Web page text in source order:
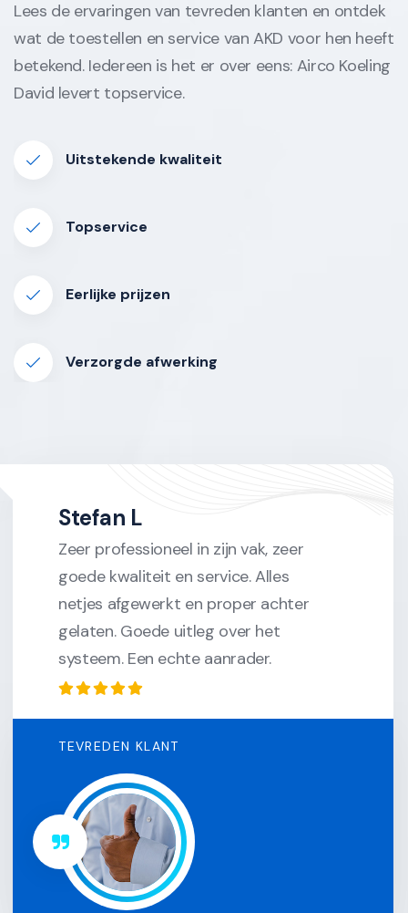
Lees de ervaringen van tevreden klanten en ontdek
wat de toestellen en service van AKD voor hen heeft
betekend. Iedereen is het er over eens: Airco Koeling
David levert topservice.
Uitstekende kwaliteit
Topservice
Eerlijke prijzen
Verzorgde afwerking
Stefan L
Zeer professioneel in zijn vak, zeer
goede kwaliteit en service. Alles
netjes afgewerkt en proper achter
gelaten. Goede uitleg over het
systeem. Een echte aanrader.
TEVREDEN KLANT